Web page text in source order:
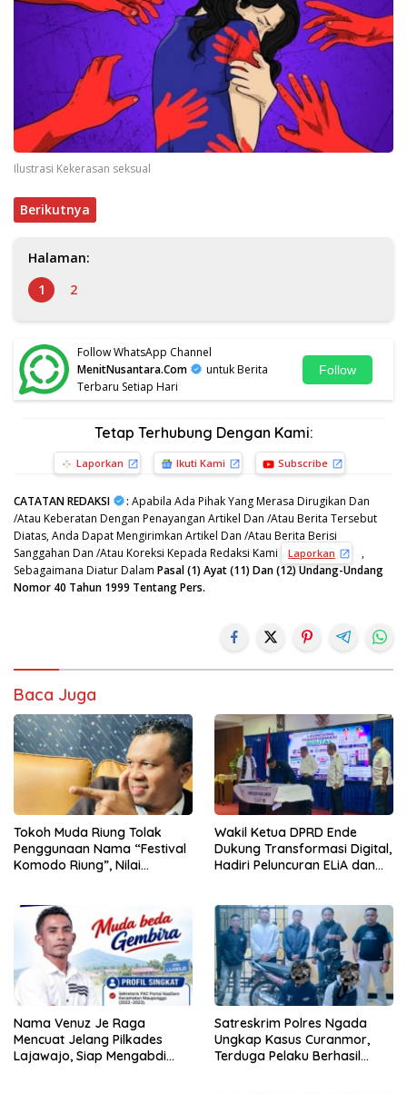
Ilustrasi Kekerasan seksual
Berikutnya
Halaman:
1
2
Follow WhatsApp Channel
MenitNusantara.Com
untuk Berita
Terbaru Setiap Hari
Follow
Tetap Terhubung Dengan Kami:
Laporkan Ikuti Kami Subscribe
CATATAN REDAKSI : Apabila Ada Pihak Yang Merasa Dirugikan Dan
/Atau Keberatan Dengan Penayangan Artikel Dan /Atau Berita Tersebut
Diatas, Anda Dapat Mengirimkan Artikel Dan /Atau Berita Berisi
Sanggahan Dan /Atau Koreksi Kepada Redaksi Kami
Laporkan
,
Sebagaimana Diatur Dalam Pasal (1) Ayat (11) Dan (12) Undang-Undang
Nomor 40 Tahun 1999 Tentang Pers.
Baca Juga
Tokoh Muda Riung Tolak
Penggunaan Nama “Festival
Komodo Riung”, Nilai
Wakil Ketua DPRD Ende
Dukung Transformasi Digital,
Hadiri Peluncuran ELiA dan
Nama Venuz Je Raga
Mencuat Jelang Pilkades
Lajawajo, Siap Mengabdi
Satreskrim Polres Ngada
Ungkap Kasus Curanmor,
Terduga Pelaku Berhasil